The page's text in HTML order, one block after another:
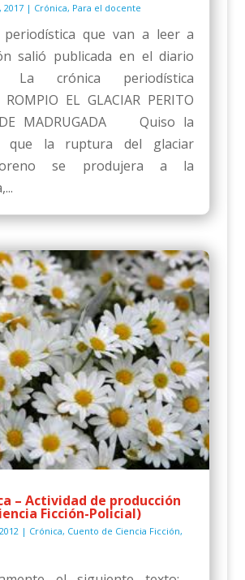
2017| Crónica, Para el docente
periodística que van a leer a
salió publicada en el diario
La crónica periodística
ROMPIO EL GLACIAR PERITO
DE MADRUGADA Quiso la
que la ruptura del glaciar
se produjera a la
– Actividad de producción
Ficción-Policial)
| Crónica, Cuento de Ciencia Ficción,